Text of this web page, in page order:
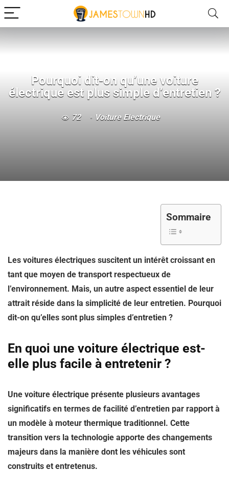
Pourquoi dit-on qu’une voiture
électrique est plus simple d’entretien ?
72 Voiture Électrique
Sommaire
Les voitures électriques suscitent un intérêt croissant en
tant que moyen de transport respectueux de
l’environnement. Mais, un autre aspect essentiel de leur
attrait réside dans la simplicité de leur entretien. Pourquoi
dit-on qu’elles sont plus simples d’entretien ?
En quoi une voiture électrique est-
elle plus facile à entretenir ?
Une voiture électrique présente plusieurs avantages
significatifs en termes de facilité d’entretien par rapport à
un modèle à moteur thermique traditionnel. Cette
transition vers la technologie apporte des changements
majeurs dans la manière dont les véhicules sont
construits et entretenus.